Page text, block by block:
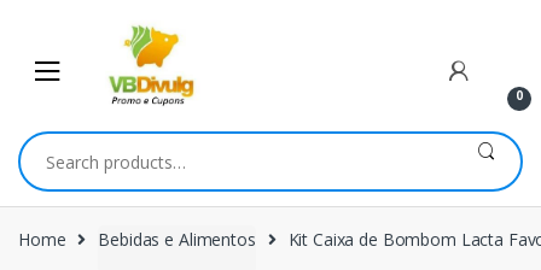
navigation
content
0
Search
for:
Home Bebidas e Alimentos Kit Caixa de Bombom Lacta